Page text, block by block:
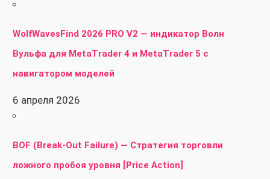
WolfWavesFind 2026 PRO V2 — индикатор Волн
Вульфа для MetaTrader 4 и MetaTrader 5 с
навигатором моделей
6 апреля 2026
BOF (Break-Out Failure) — Стратегия торговли
ложного пробоя уровня [Price Action]